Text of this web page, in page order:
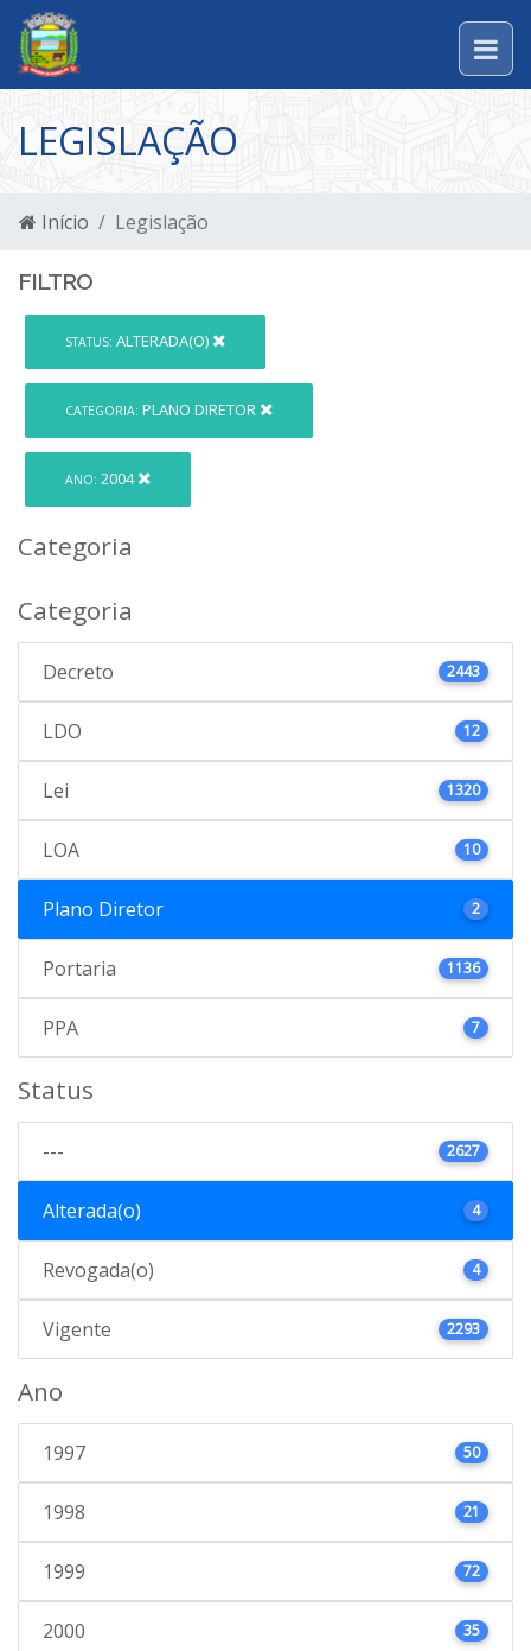
LEGISLAÇÃO
Início Legislação
FILTRO
STATUS: ALTERADA(O)
CATEGORIA: PLANO DIRETOR
ANO: 2004
Categoria
Categoria
Decreto 2443
LDO 12
Lei 1320
LOA 10
Plano Diretor 2
Portaria 1136
PPA 7
Status
--- 2627
Alterada(o) 4
Revogada(o) 4
Vigente 2293
Ano
1997 50
1998 21
1999 72
2000 35